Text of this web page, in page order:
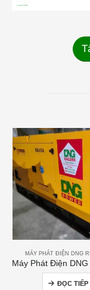
5SẢN PHẨM
MÁY PHÁT ĐIỆN DNG
ĐỌC TIẾP